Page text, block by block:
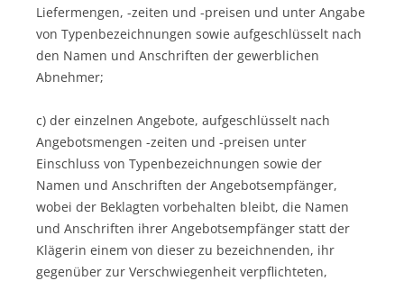
Liefermengen, -zeiten und -preisen und unter Angabe
von Typenbezeichnungen sowie aufgeschlüsselt nach
den Namen und Anschriften der gewerblichen
Abnehmer;
c) der einzelnen Angebote, aufgeschlüsselt nach
Angebotsmengen -zeiten und -preisen unter
Einschluss von Typenbezeichnungen sowie der
Namen und Anschriften der Angebotsempfänger,
wobei der Beklagten vorbehalten bleibt, die Namen
und Anschriften ihrer Angebotsempfänger statt der
Klägerin einem von dieser zu bezeichnenden, ihr
gegenüber zur Verschwiegenheit verpflichteten,